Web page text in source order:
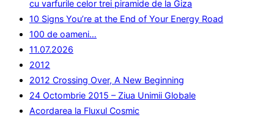
cu varfurile celor trei piramide de la Giza
10 Signs You’re at the End of Your Energy Road
100 de oameni…
11.07.2026
2012
2012 Crossing Over, A New Beginning
24 Octombrie 2015 – Ziua Unimii Globale
Acordarea la Fluxul Cosmic